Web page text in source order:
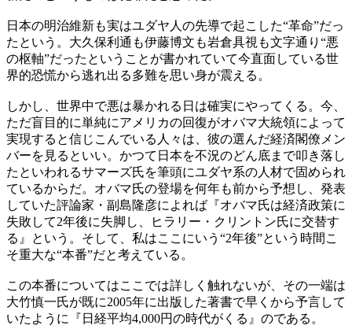
日本の明治維新も実はユダヤ人の先導で起こした“革命”だっ
たという。大久保利通も伊藤博文も岩倉具視も文字通り“悪
の枢軸”だったということが書かれていて今直面している世
界的恐慌から逃れ出る多難を思い身が震える。
しかし、世界中で悪は暴かれる日は確実にやってくる。今、
ただ盲目的に単純にアメリカの回復がオバマ大統領によって
実現すると信じこんでいる人々は、彼の選んだ経済閣僚メン
バーを見るといい。かつて日本を不況のどん底まで叩き落し
たといわれるサマーズ氏を筆頭にユダヤ系の人材で固められ
ているからだ。オバマ氏の登場を何年も前から予想し、発表
していた評論家・副島隆彦によれば『オバマ氏は経済政策に
失敗して2年後に失脚し、ヒラリー・クリントン氏に交替す
る』という。そして、私はここにいう“2年後”という時間こ
そ重大な“本番”だと考えている。
この本番についてはここでは詳しく触れないが、その一端は
大竹慎一氏が既に2005年に出版した著書で早くから予言して
いたように『日経平均4,000円の時代がくる』のである。